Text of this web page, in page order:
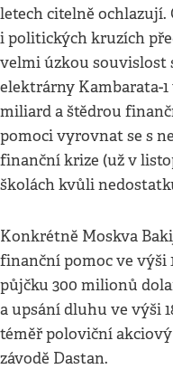
letech citelně ochlazují.
i politických kruzích
velmi úzkou souvislost
elektrárny Kambarata-
miliard a štědrou
pomoci vyrovnat se s
finanční krize (už v
školách kvůli
Konkrétně Moskva
finanční pomoc ve výši
půjčku 300 milionů
a upsání dluhu ve výši
téměř poloviční
závodě Dastan.